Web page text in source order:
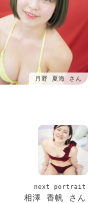
月野 夏海 さん
next portrait
相澤 香帆 さん